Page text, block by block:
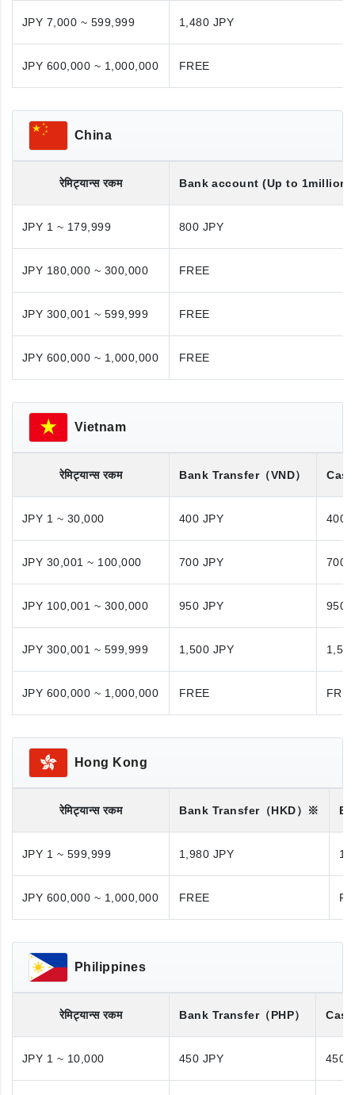
JPY 7,000 ~ 599,999 1,480 JPY
JPY 600,000 ~ 1,000,000 FREE
China
रेमिट्यान्स रकम Bank account (Up to 1million
JPY 1 ~ 179,999 800 JPY
JPY 180,000 ~ 300,000 FREE
JPY 300,001 ~ 599,999 FREE
JPY 600,000 ~ 1,000,000 FREE
Vietnam
रेमिट्यान्स रकम Bank Transfer（VND）
JPY 1 ~ 30,000 400 JPY 400
JPY 30,001 ~ 100,000 700 JPY 700
JPY 100,001 ~ 300,000 950 JPY 950
JPY 300,001 ~ 599,999 1,500 JPY
JPY 600,000 ~ 1,000,000 FREE
Hong Kong
रेमिट्यान्स रकम Bank Transfer（HKD）※
JPY 1 ~ 599,999 1,980 JPY
JPY 600,000 ~ 1,000,000 FREE
Philippines
रेमिट्यान्स रकम Bank Transfer（PHP）
JPY 1 ~ 10,000 450 JPY 450